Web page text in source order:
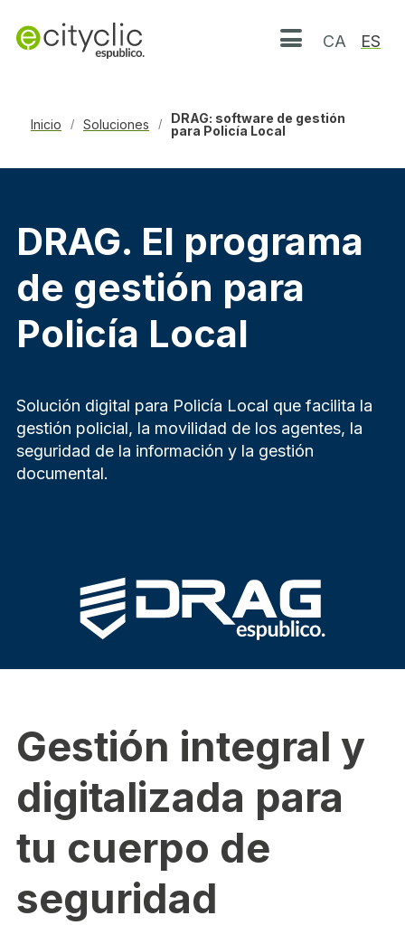
Abrir menú
CA ES
Inicio / Soluciones /
DRAG: software de gestión
para Policía Local
DRAG. El programa
de gestión para
Policía Local
Solución digital para Policía Local que facilita la
gestión policial, la movilidad de los agentes, la
seguridad de la información y la gestión
documental.
Gestión integral y
digitalizada para
tu cuerpo de
seguridad